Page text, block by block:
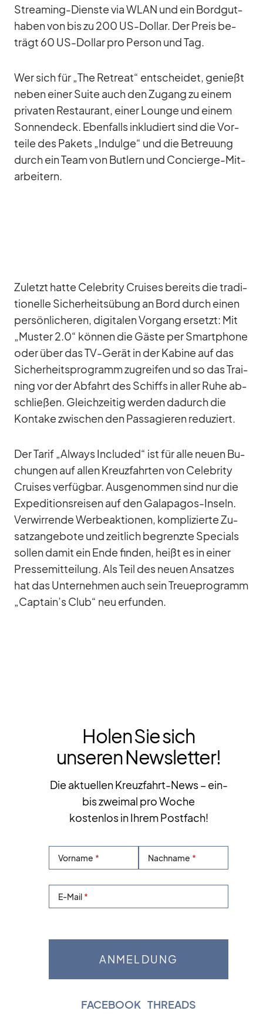
Strea­ming-Dienste via WLAN und ein Bord­gut­
ha­ben von bis zu 200 US-Dol­lar. Der Preis be­
trägt 60 US-Dol­lar pro Per­son und Tag.
Wer sich für „The Retreat“ ent­schei­det, ge­nießt
ne­ben ei­ner Suite auch den Zu­gang zu ei­nem
pri­va­ten Re­stau­rant, ei­ner Lounge und ei­nem
Son­nen­deck. Eben­falls in­klu­diert sind die Vor­
teile des Pa­kets „In­dulge“ und die Be­treu­ung
durch ein Team von But­lern und Con­cierge-Mit­
ar­bei­tern.
Zu­letzt hatte Ce­le­brity Crui­ses be­reits die tra­di­
tio­nelle Si­cher­heits­übung an Bord durch ei­nen
per­sön­li­che­ren, di­gi­ta­len Vor­gang er­setzt: Mit
„Mus­ter 2.0“ kön­nen die Gäste per Smart­phone
oder über das TV-Ge­rät in der Ka­bine auf das
Si­cher­heits­pro­gramm zu­grei­fen und so das Trai­
ning vor der Ab­fahrt des Schiffs in al­ler Ruhe ab­
schlie­ßen. Gleich­zei­tig wer­den da­durch die
Kon­take zwi­schen den Pas­sa­gie­ren re­du­ziert.
Der Ta­rif „Al­ways In­cluded“ ist für alle neuen Bu­
chun­gen auf al­len Kreuz­fahr­ten von Ce­le­brity
Crui­ses ver­füg­bar. Aus­ge­nom­men sind nur die
Ex­pe­di­ti­ons­rei­sen auf den Ga­la­pa­gos-In­seln.
Ver­wir­rende Wer­be­ak­tio­nen, kom­pli­zierte Zu­
satz­an­ge­bote und zeit­lich be­grenzte Spe­cials
sol­len da­mit ein Ende fin­den, heißt es in ei­ner
Pres­se­mit­tei­lung. Als Teil des neuen An­sat­zes
hat das Un­ter­neh­men auch sein Treue­pro­gramm
„Captain’s Club“ neu er­fun­den.
Holen Sie sich
unseren Newsletter!
Die aktuellen Kreuzfahrt-News – ein-
bis zweimal pro Woche
kostenlos in Ihrem Postfach!
Vorname Nachname
E-Mail
FACEBOOK THREADS